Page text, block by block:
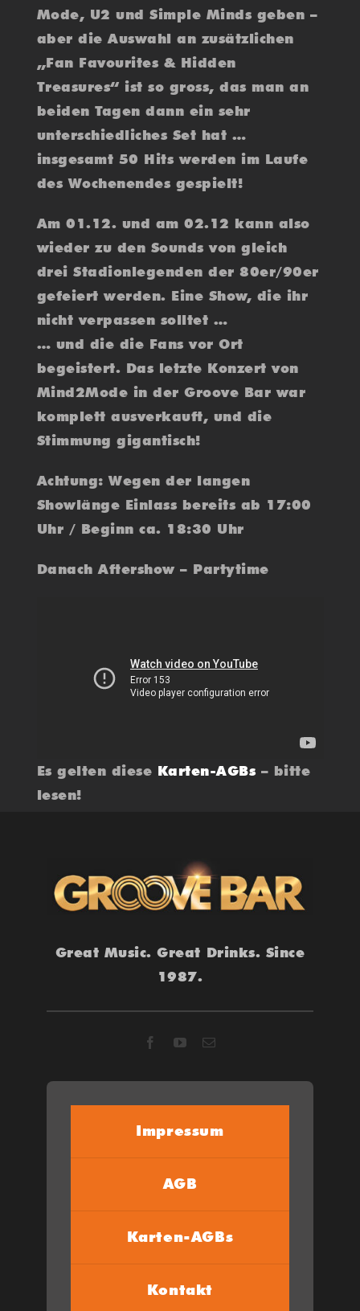
Mode, U2 und Simple Minds geben –
aber die Auswahl an zusätzlichen
„Fan Favourites & Hidden
Treasures“ ist so gross, das man an
beiden Tagen dann ein sehr
unterschiedliches Set hat …
insgesamt 50 Hits werden im Laufe
des Wochenendes gespielt!
Am 01.12. und am 02.12 kann also
wieder zu den Sounds von gleich
drei Stadionlegenden der 80er/90er
gefeiert werden. Eine Show, die ihr
nicht verpassen solltet …
… und die die Fans vor Ort
begeistert. Das letzte Konzert von
Mind2Mode in der Groove Bar war
komplett ausverkauft, und die
Stimmung gigantisch!
Achtung: Wegen der langen
Showlänge Einlass bereits ab 17:00
Uhr / Beginn ca. 18:30 Uhr
Danach Aftershow – Partytime
Es gelten diese Karten-AGBs – bitte
lesen!
Great Music. Great Drinks. Since
1987.
Impressum
AGB
Karten-AGBs
Kontakt